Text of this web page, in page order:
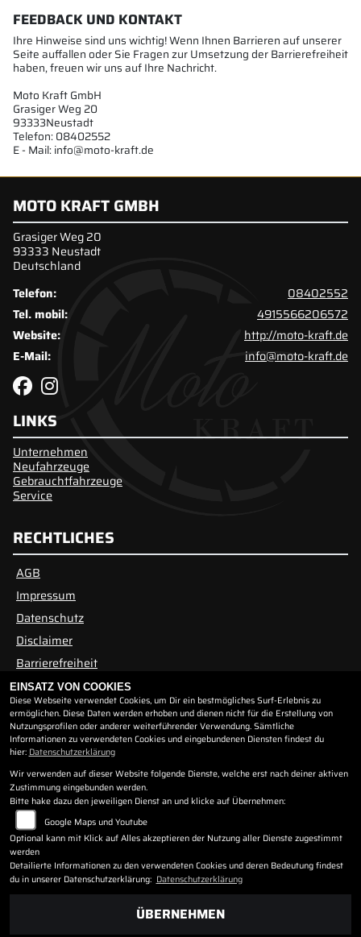
FEEDBACK UND KONTAKT
Ihre Hinweise sind uns wichtig! Wenn Ihnen Barrieren auf unserer
Seite auffallen oder Sie Fragen zur Umsetzung der Barrierefreiheit
haben, freuen wir uns auf Ihre Nachricht.
Moto Kraft GmbH
Grasiger Weg 20
93333Neustadt
Telefon: 08402552
E - Mail: info@moto-kraft.de
MOTO KRAFT GMBH
Grasiger Weg 20
93333 Neustadt
Deutschland
Telefon:
08402552
Tel. mobil:
4915566206572
Website:
http://moto-kraft.de
E-Mail:
info@moto-kraft.de
LINKS
Unternehmen
Neufahrzeuge
Gebrauchtfahrzeuge
Service
RECHTLICHES
AGB
Impressum
Datenschutz
Disclaimer
Barrierefreiheit
ÖFFNUNGSZEITEN
Öffnungszeiten
Montag:
09:00 - 12:00 und 13:00 - 17:00
Dienstag:
09:00 - 12:00 und 13:00 - 17:00
Mittwoch:
Donnerstag:
09:00 - 12:00 und 13:00 - 17:00
Freitag:
Samstag:
09:00 - 11:00
Sonntag:
EINSATZ VON COOKIES
Diese Webseite verwendet Cookies, um Dir ein bestmögliches Surf-Erlebnis zu
ermöglichen. Diese Daten werden erhoben und dienen nicht für die Erstellung von
Nutzungsprofilen oder anderer weiterführender Verwendung. Sämtliche
Informationen zu verwendeten Cookies und eingebundenen Diensten findest du
hier: Datenschutzerklärung
Wir verwenden auf dieser Website folgende Dienste, welche erst nach deiner aktiven
Zustimmung eingebunden werden.
Bitte hake dazu den jeweiligen Dienst an und klicke auf Übernehmen:
Google Maps und Youtube
Optional kann mit Klick auf Alles akzeptieren der Nutzung aller Dienste zugestimmt
werden
Detailierte Informationen zu den verwendeten Cookies und deren Bedeutung findest
du in unserer Datenschutzerklärung: Datenschutzerklärung
ÜBERNEHMEN